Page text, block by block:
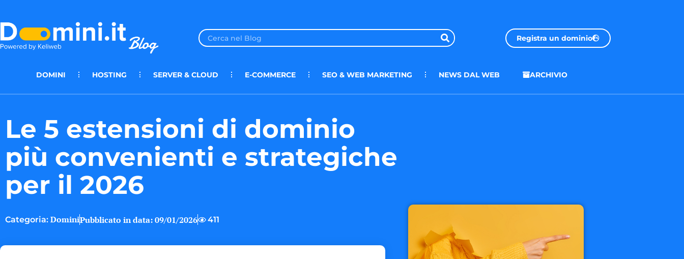
Registra un dominio
DOMINI HOSTING SERVER & CLOUD E-COMMERCE SEO & WEB MARKETING NEWS DAL WEB ARCHIVIO
Le 5 estensioni di dominio
più convenienti e strategiche
per il 2026
Categoria: DominiPubblicato in data:09/01/2026 411